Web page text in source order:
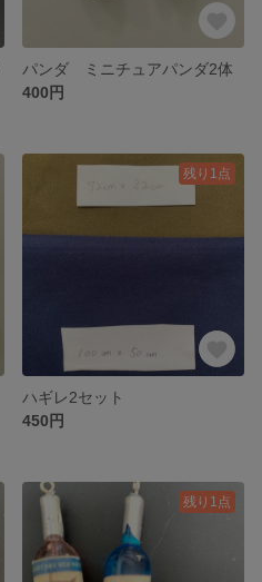
パンダ ミニチュアパンダ2体
400円
残り1点
ハギレ2セット
450円
残り1点